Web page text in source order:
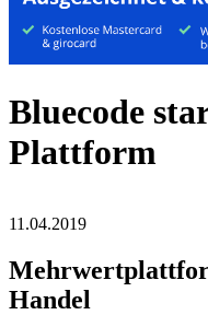
Bluecode
Plattform
11.04.2019
Handel